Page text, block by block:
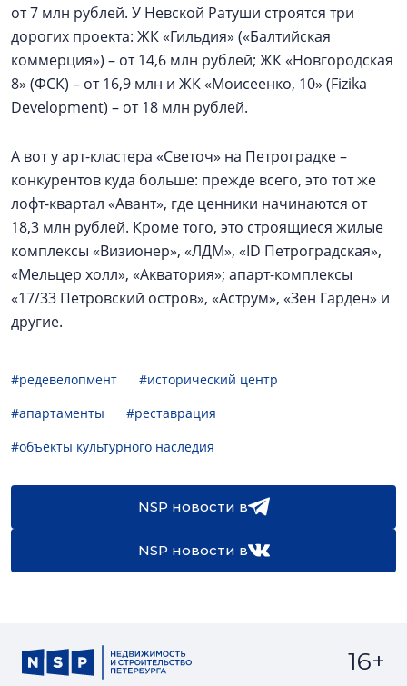
от 7 млн рублей. У Невской Ратуши строятся три
дорогих проекта: ЖК «Гильдия» («Балтийская
коммерция») – от 14,6 млн рублей; ЖК «Новгородская
8» (ФСК) – от 16,9 млн и ЖК «Моисеенко, 10» (Fizika
Development) – от 18 млн рублей.
А вот у арт-кластера «Светоч» на Петроградке –
конкурентов куда больше: прежде всего, это тот же
лофт-квартал «Авант», где ценники начинаются от
18,3 млн рублей. Кроме того, это строящиеся жилые
комплексы «Визионер», «ЛДМ», «ID Петроградская»,
«Мельцер холл», «Акватория»; апарт-комплексы
«17/33 Петровский остров», «Аструм», «Зен Гарден» и
другие.
#редевелопмент
#исторический центр
#апартаменты
#реставрация
#объекты культурного наследия
NSP новости в
NSP новости в
16+